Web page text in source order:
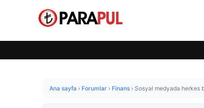
Ana sayfa › Forumlar › Finans › Sosyal medyada herkes